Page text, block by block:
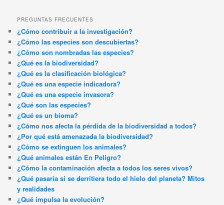
PREGUNTAS FRECUENTES
¿Cómo contribuir a la investigación?
¿Cómo las especies son descubiertas?
¿Cómo son nombradas las especies?
¿Qué es la biodiversidad?
¿Qué es la clasificación biológica?
¿Qué es una especie indicadora?
¿Qué es una especie invasora?
¿Qué son las especies?
¿Qué es un bioma?
¿Cómo nos afecta la pérdida de la biodiversidad a todos?
¿Por qué está amenazada la biodiversidad?
¿Cómo se extinguen los animales?
¿Qué animales están En Peligro?
¿Cómo la contaminación afecta a todos los seres vivos?
¿Qué pasaría si se derritiera todo el hielo del planeta? Mitos
y realidades
¿Qué impulsa la evolución?